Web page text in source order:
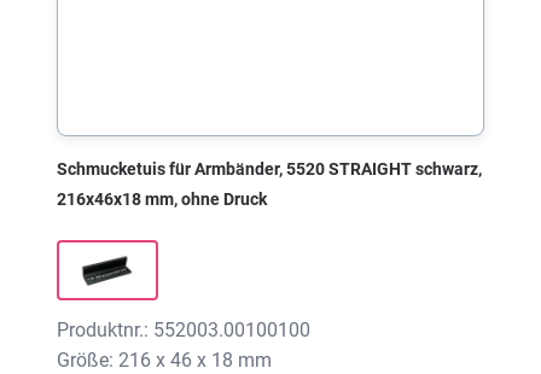
Schmucketuis für Armbänder, 5520 STRAIGHT schwarz,
216x46x18 mm, ohne Druck
Produktnr.: 552003.00100100
Größe: 216 x 46 x 18 mm